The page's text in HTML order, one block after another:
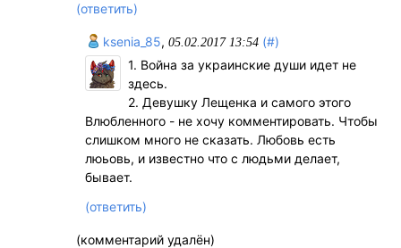
(ответить)
ksenia_85,05.02.2017 13:54 (#)
1. Война за украинские души идет не
здесь.
2. Девушку Лещенка и самого этого
Влюбленного - не хочу комментировать. Чтобы
слишком много не сказать. Любовь есть
люьовь, и известно что с людьми делает,
бывает.
(ответить)
(комментарий удалён)